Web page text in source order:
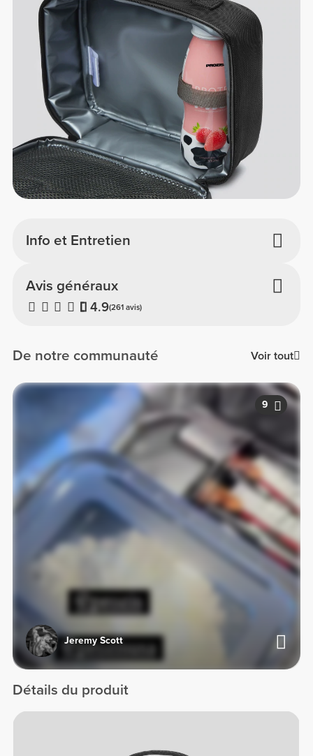
Info et Entretien
Avis généraux
4.9(261 avis)
De notre communauté Voir tout
9
Jeremy Scott
Détails du produit